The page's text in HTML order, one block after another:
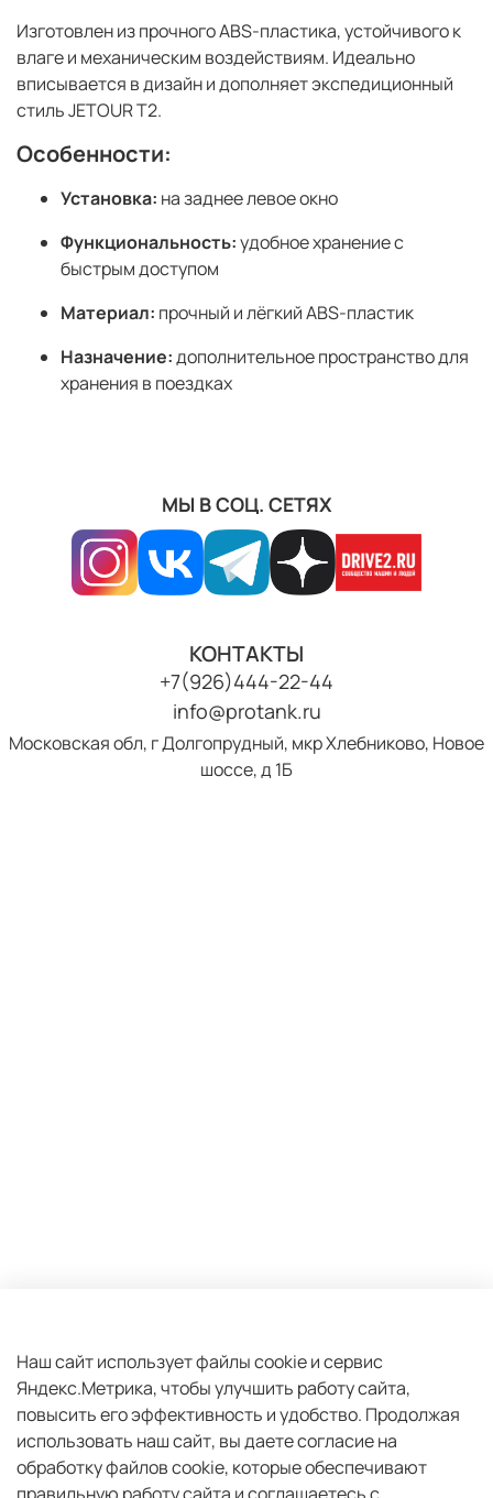
Изготовлен из прочного ABS-пластика, устойчивого к
влаге и механическим воздействиям. Идеально
вписывается в дизайн и дополняет экспедиционный
стиль JETOUR T2.
Особенности:
Установка: на заднее левое окно
Функциональность:удобное хранение с
быстрым доступом
Материал: прочный и лёгкий ABS-пластик
Назначение:дополнительное пространство для
хранения в поездках
МЫ В СОЦ. СЕТЯХ
КОНТАКТЫ
+7(926)444-22-44
info@protank.ru
Московская обл, г Долгопрудный, мкр Хлебниково, Новое
шоссе, д 1Б
Пользовательское соглашение
Условия обмена и возврата
Плати частями
Обратная связь
Наш сайт использует файлы cookie и сервис
Яндекс.Метрика, чтобы улучшить работу сайта,
повысить его эффективность и удобство. Продолжая
использовать наш сайт, вы даете согласие на
обработку файлов cookie, которые обеспечивают